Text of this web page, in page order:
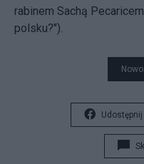
rabinem Sachą
polsku?").
Udostępnij